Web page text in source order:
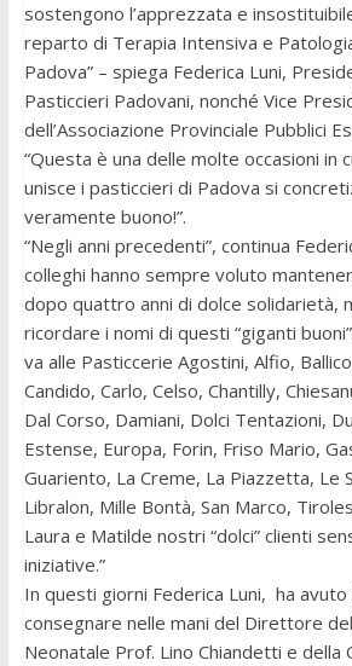
sostengono l’apprezzata e
reparto di Terapia Intensiva e
Padova” – spiega Federica Luni,
Pasticcieri Padovani, nonché Vice
dell’Associazione Provinciale Pubblici
“Questa è una delle molte occasioni in
unisce i pasticcieri di Padova si
veramente buono!”.
“Negli anni precedenti”, continua
colleghi hanno sempre voluto
dopo quattro anni di dolce solidarietà,
ricordare i nomi di questi “giganti
va alle Pasticcerie Agostini, Alfio,
Candido, Carlo, Celso, Chantilly,
Dal Corso, Damiani, Dolci Tentazioni,
Estense, Europa, Forin, Friso Mario,
Guariento, La Creme, La Piazzetta, Le
Libralon, Mille Bontà, San Marco,
Laura e Matilde nostri “dolci” clienti
iniziative.”
In questi giorni Federica Luni, ha avuto
consegnare nelle mani del Direttore
Neonatale Prof. Lino Chiandetti e della